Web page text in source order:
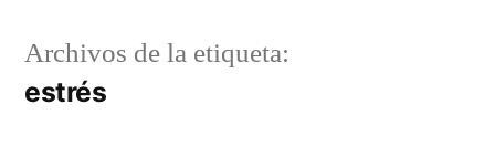
Archivos de la etiqueta:
estrés